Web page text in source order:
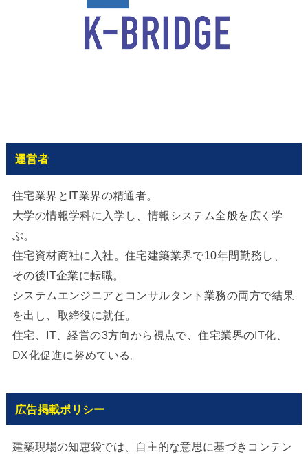
運営者
住宅業界とIT業界の精通者。
大学の情報学科に入学し、情報システム全般を広く学
ぶ。
住宅資材商社に入社。住宅建築業界で10年間勤務し、
その後IT企業に転職。
システムエンジニアとコンサルタント業務の両方で結果
を出し、取締役に就任。
住宅、IT、経営の3方向から視点で、住宅業界のIT化、
DX化促進に努めている。
広告掲載ポリシー
建築現場の知恵袋では、自主的な意思に基づきコンテン